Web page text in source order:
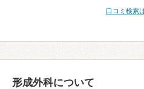
口コミ検索
形成外科について